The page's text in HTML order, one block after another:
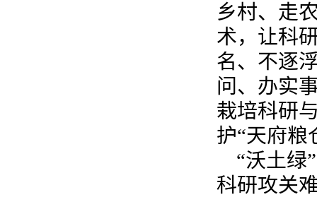
乡村、走
术，让科
名、不逐
问、办实
栽培科研
护“天府粮
“沃土绿
科研攻关